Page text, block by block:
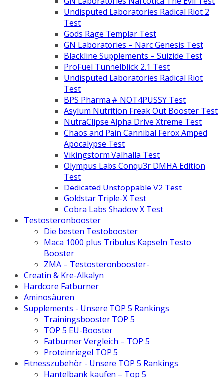
Undisputed Laboratories Radical Riot 2
Test
Gods Rage Templar Test
GN Laboratories – Narc Genesis Test
Blackline Supplements – Suizide Test
ProFuel Tunnelblick 2.1 Test
Undisputed Laboratories Radical Riot
Test
BPS Pharma # NOT4PUSSY Test
Asylum Nutrition Freak Out Booster Test
NutraClipse Alpha Drive Xtreme Test
Chaos and Pain Cannibal Ferox Amped
Apocalypse Test
Vikingstorm Valhalla Test
Olympus Labs Conqu3r DMHA Edition
Test
Dedicated Unstoppable V2 Test
Goldstar Triple-X Test
Cobra Labs Shadow X Test
Testosteronbooster
Die besten Testobooster
Maca 1000 plus Tribulus Kapseln Testo
Booster
ZMA – Testosteronbooster-
Creatin & Kre-Alkalyn
Hardcore Fatburner
Aminosäuren
Supplements - Unsere TOP 5 Rankings
Trainingsbooster TOP 5
TOP 5 EU-Booster
Fatburner Vergleich – TOP 5
Proteinriegel TOP 5
Fitnesszubehör - Unsere TOP 5 Rankings
Hantelbank kaufen – Top 5